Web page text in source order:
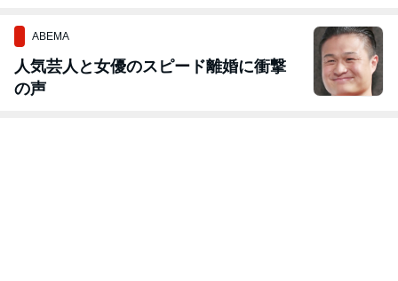
ABEMA
人気芸人と女優のスピード離婚に衝撃
の声